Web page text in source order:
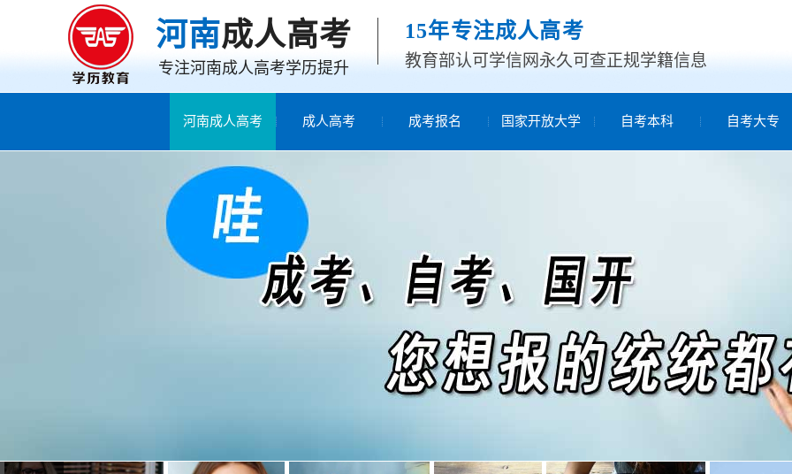
河南成人高考
专注河南成人高考学历提升
15年专注成人高考
教育部认可学信网永久可查正规学籍信息
河南成人高考 成人高考 成考报名 国家开放大学 自考本科 自考大专